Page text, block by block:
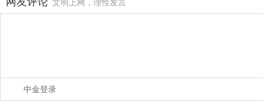
文明上网，理性发言
中金登录